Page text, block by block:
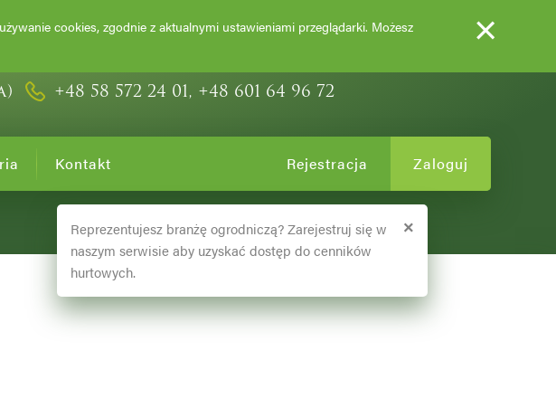
OZDOBNE
+48 58 572 24 01, +48 601 64 96 72
Kontakt Zaloguj
Rejestracja
Reprezentujesz branżę ogrodniczą? Zarejestruj się w
naszym serwisie aby uzyskać dostęp do cenników
hurtowych.
×
cookies, zgodnie z aktualnymi ustawieniami przeglądarki. Możesz
×